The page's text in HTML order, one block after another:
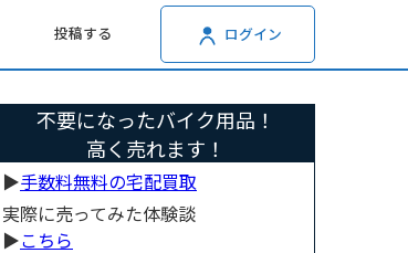
投稿する ログイン
不要になったバイク用品！
高く売れます！
▶︎手数料無料の宅配買取
実際に売ってみた体験談
▶︎こちら